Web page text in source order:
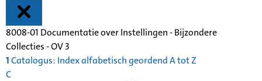
8008-01 Documentatie over Instellingen - Bijzondere
Collecties - OV 3
1Catalogus: Index alfabetisch geordend A tot Z
C